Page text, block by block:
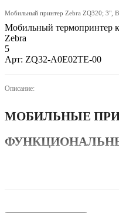
Мобильный принтер Zebra ZQ320; 3",
Мобильный термопринтер
Zebra
5
Арт: ZQ32-A0E02TE-00
Описание:
МОБИЛЬНЫЕ